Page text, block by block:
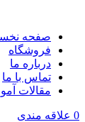
صفحه
فروشگاه
درباره ما
تماس با ما
مقالات
0 علاقه مندی